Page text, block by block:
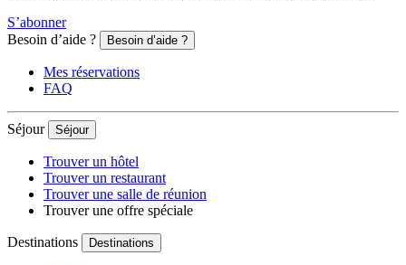
S’abonner
Besoin d’aide ?
Besoin d’aide ?
Mes réservations
FAQ
Séjour Séjour
Trouver un hôtel
Trouver un restaurant
Trouver une salle de réunion
Trouver une offre spéciale
Destinations Destinations